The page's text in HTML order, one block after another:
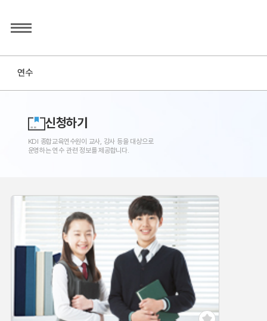
신청하기
KDI 종합교육연수원이 교사, 강사 등을 대상으로
운영하는 연수 관련 정보를 제공합니다.
연수